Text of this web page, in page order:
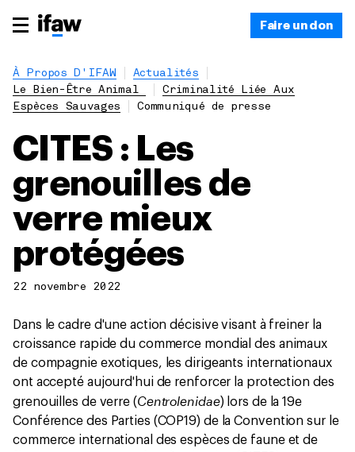
Faire un don
À Propos D'IFAW
Actualités
Le Bien-Être Animal
Criminalité Liée Aux
Espèces Sauvages
Communiqué de presse
CITES : Les
grenouilles de
verre mieux
protégées
22 novembre 2022
Dans le cadre d'une action décisive visant à freiner la
croissance rapide du commerce mondial des animaux
de compagnie exotiques, les dirigeants internationaux
ont accepté aujourd'hui de renforcer la protection des
grenouilles de verre (Centrolenidae) lors de la 19e
Conférence des Parties (COP19) de la Convention sur le
commerce international des espèces de faune et de